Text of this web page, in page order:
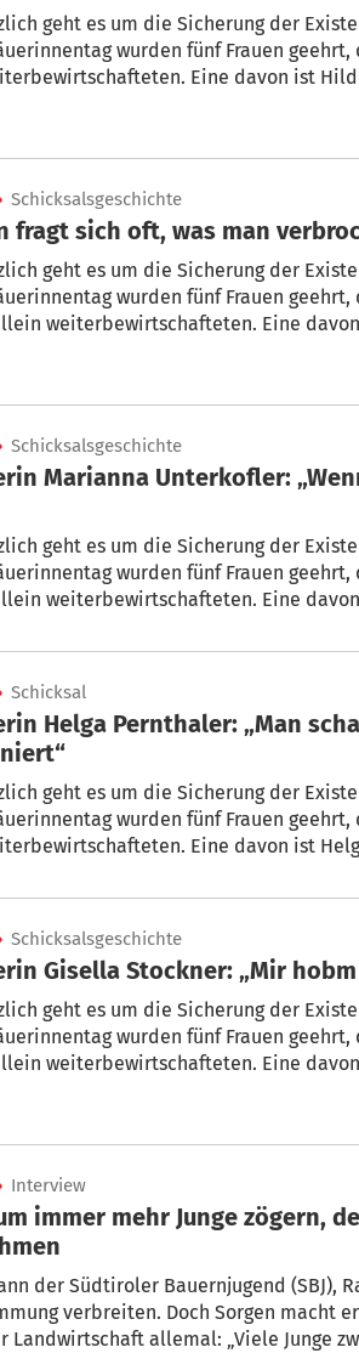
geht es um die Sicherung der
wurden fünf Frauen
Eine davon ist
Schicksalsgeschichte
fragt sich oft, was man
geht es um die Sicherung der
wurden fünf Frauen
weiterbewirtschafteten. Eine
Anna haderte mit Gott. „Man fragt
Schicksalsgeschichte
geht es um die Sicherung der
wurden fünf Frauen
weiterbewirtschafteten. Eine
trug sie fast alles allein. „Der Glaube
Schicksal
geht es um die Sicherung der
wurden fünf Frauen
Eine davon ist
da – mit Schulden vom
Kind. „Man schaut nur noch, dass
Schicksalsgeschichte
Gisella Stockner: „Mir
geht es um die Sicherung der
wurden fünf Frauen
weiterbewirtschafteten. Eine
Interview
der Südtiroler Bauernjugend (SBJ),
verbreiten. Doch Sorgen macht
„Viele Junge zweifeln, ob es Sinn macht, den